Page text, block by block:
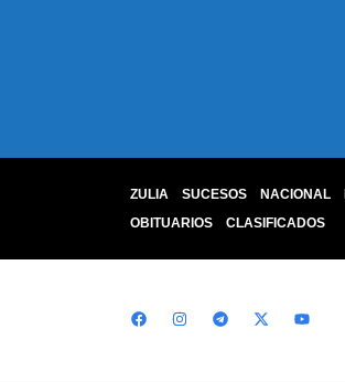
ZULIA SUCESOS NACIONAL
OBITUARIOS
CLASIFICADOS